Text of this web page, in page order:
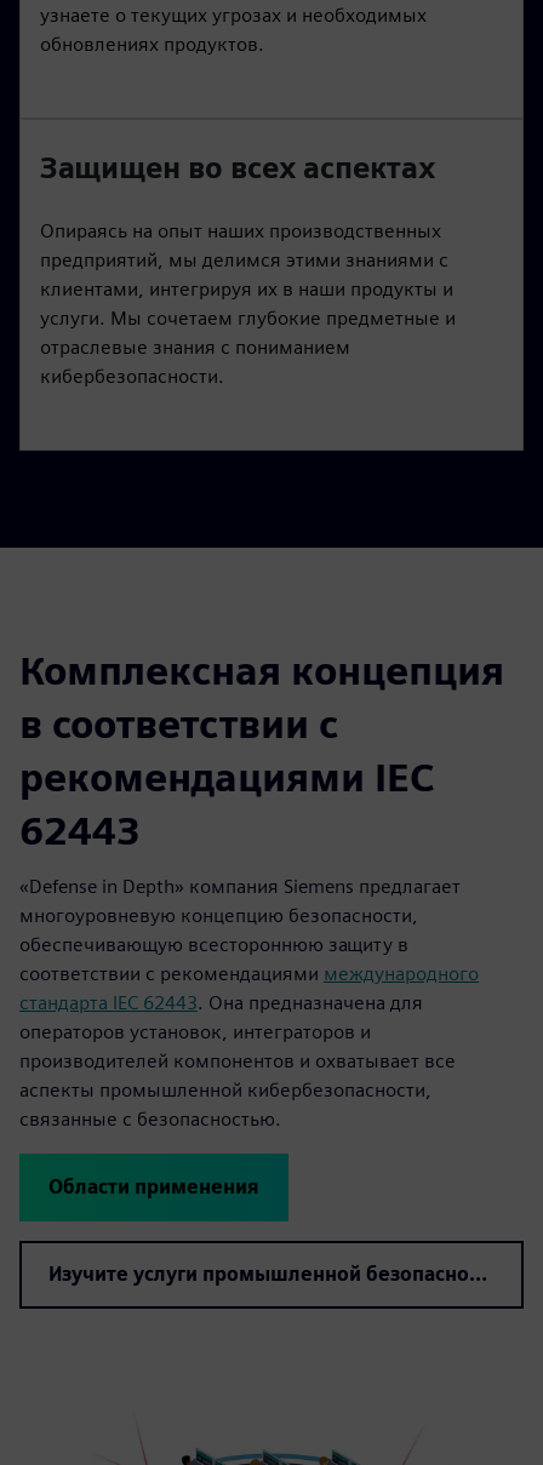
узнаете о текущих угрозах и необходимых
обновлениях продуктов.
Защищен во всех аспектах
Опираясь на опыт наших производственных
предприятий, мы делимся этими знаниями с
клиентами, интегрируя их в наши продукты и
услуги. Мы сочетаем глубокие предметные и
отраслевые знания с пониманием
кибербезопасности.
Комплексная концепция
в соответствии с
рекомендациями IEC
62443
«Defense in Depth» компания Siemens предлагает
многоуровневую концепцию безопасности,
обеспечивающую всестороннюю защиту в
соответствии с рекомендациями международного
стандарта IEC 62443. Она предназначена для
операторов установок, интеграторов и
производителей компонентов и охватывает все
аспекты промышленной кибербезопасности,
связанные с безопасностью.
Области применения
Изучите услуги промышленной безопасности